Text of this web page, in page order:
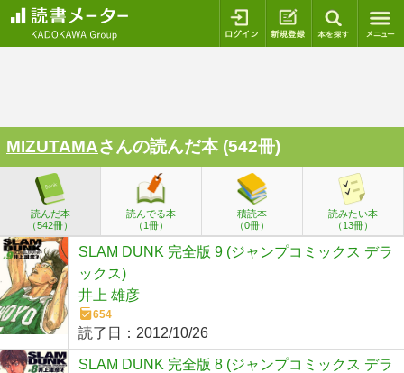
ログイン 新規登録
MIZUTAMAさんの読んだ本 (542冊)
読んだ本
（542冊）
読んでる本
（1冊）
積読本
（0冊）
読みたい本
（13冊）
SLAM DUNK 完全版 9 (ジャンプコミックス デラ
ックス)
井上 雄彦
654
読了日： 2012/10/26
SLAM DUNK 完全版 8 (ジャンプコミックス デラ